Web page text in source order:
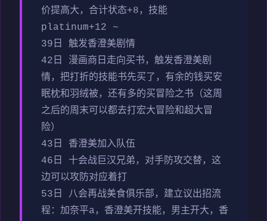
价提高大，合计状态+8，技能
platinum+12 ~
39日 触发香澄美剧情
42日 漫画商日走向买书，触发香澄美剧
情，把打折的技能书先买了，有余的钱买安
眠枕和羽绒被，还有多的买冒险之书（这周
之后的周末可以都去打宏大冒险和超大冒
险）
43日 香澄美加入队伍
46日 十会战巨汉兄弟，对手防攻交替，这
边可以攻防对应着打
53日 八会再战美食俱乐部，建立议出招流
程：加奈平a，香澄美开技能，男主开大，香